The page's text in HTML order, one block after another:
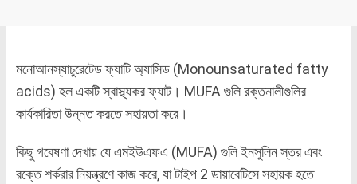
মনোআনস্যাচুরেটেড ফ্যাটি অ্যাসিড (Monounsaturated fatty
acids) হল একটি স্বাস্থ্যকর ফ্যাট। MUFA গুলি রক্তনালীগুলির
কার্যকারিতা উন্নত করতে সহায়তা করে।
কিছু গবেষণা দেখায় যে এমইউএফএ (MUFA) গুলি ইনসুলিন স্তর এবং
রক্তে শর্করার নিয়ন্ত্রণে কাজ করে, যা টাইপ 2 ডায়াবেটিসে সহায়ক হতে